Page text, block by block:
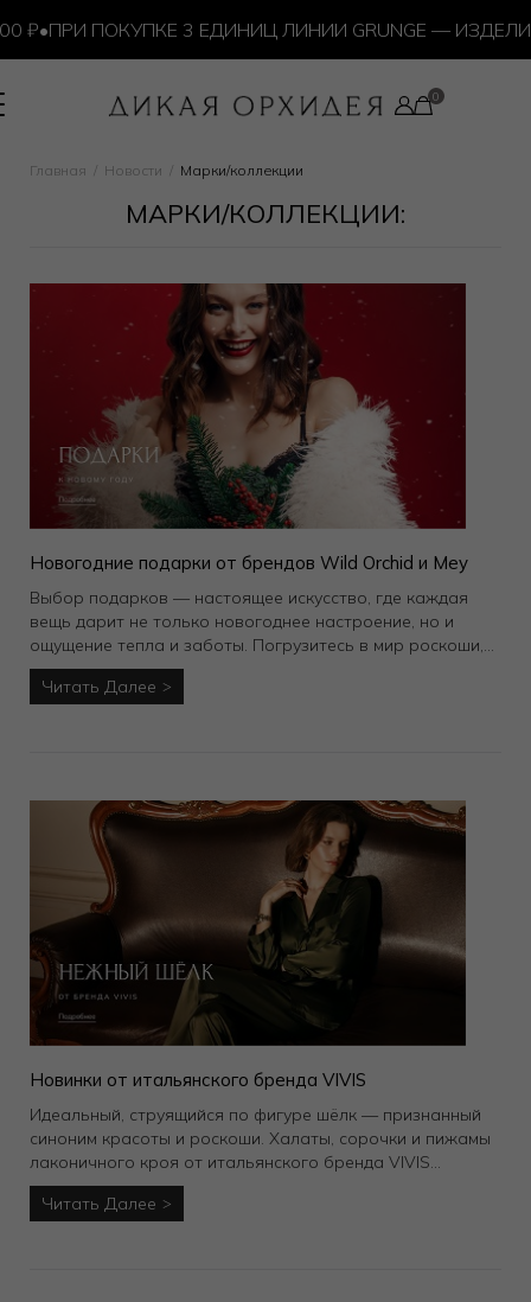
• ПРИ ПОКУПКЕ 3 ЕДИНИЦ ЛИНИИ GRUNGE —
Главная Новости Марки/коллекции
МАРКИ/КОЛЛЕКЦИИ:
Новогодние подарки от брендов Wild Orchid и Mey
Выбор подарков — настоящее искусство, где каждая
вещь дарит не только новогоднее настроение, но и
ощущение тепла и заботы. Погрузитесь в мир роскоши,
выбирая уникальные комплекты, которые создадут
атмосферу праздника.
Читать Далее
Новинки от итальянского бренда VIVIS
Идеальный, струящийся по фигуре шёлк — признанный
синоним красоты и роскоши. Халаты, сорочки и пижамы
лаконичного кроя от итальянского бренда VIVIS
подарят комфорт и наслаждение любой женщине,
которая не хочет выбирать между удобством и
Читать Далее